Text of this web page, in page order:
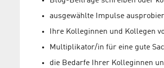
ausgewählte Impulse
Ihre Kolleginnen und Kollegen
Multiplikator/in für eine gute
die Bedarfe Ihrer Kolleginnen